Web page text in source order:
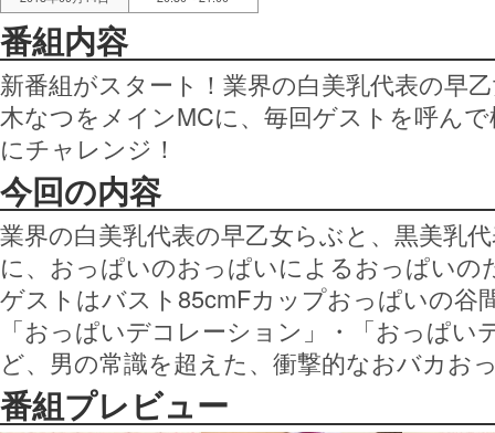
番組内容
新番組がスタート！業界の白美乳代表の早
木なつをメインMCに、毎回ゲストを呼ん
にチャレンジ！
今回の内容
業界の白美乳代表の早乙女らぶと、黒美乳
に、おっぱいのおっぱいによるおっぱいの
ゲストはバスト85cmFカップおっぱいの谷
「おっぱいデコレーション」・「おっぱ
ど、男の常識を超えた、衝撃的なおバカお
番組プレビュー